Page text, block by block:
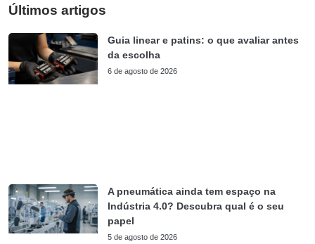
Últimos artigos
Guia linear e patins: o que avaliar antes
da escolha
6 de agosto de 2026
A pneumática ainda tem espaço na
Indústria 4.0? Descubra qual é o seu
papel
5 de agosto de 2026